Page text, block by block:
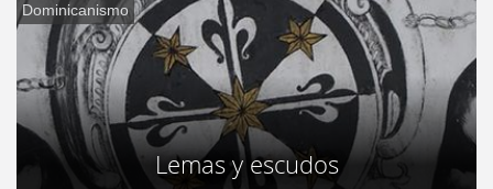
Dominicanismo
Lemas y escudos